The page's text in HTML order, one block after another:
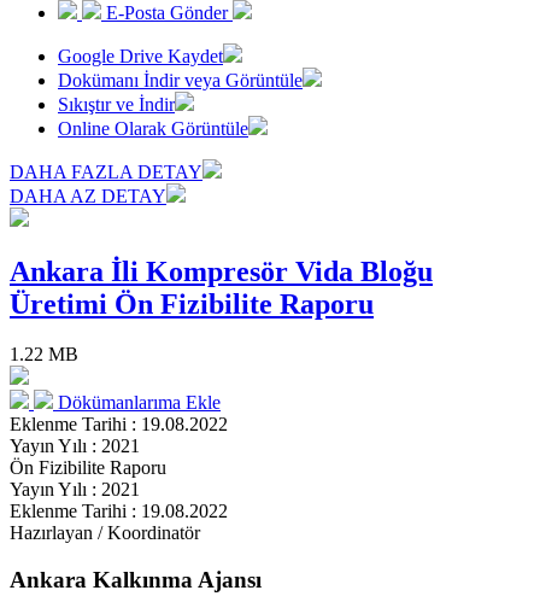
E-Posta Gönder
Google Drive Kaydet
Dokümanı İndir veya Görüntüle
Sıkıştır ve İndir
Online Olarak Görüntüle
DAHA FAZLA DETAY
DAHA AZ DETAY
Ankara İli Kompresör Vida Bloğu
Üretimi Ön Fizibilite Raporu
1.22 MB
Dökümanlarıma Ekle
Eklenme Tarihi : 19.08.2022
Yayın Yılı : 2021
Ön Fizibilite Raporu
Yayın Yılı : 2021
Eklenme Tarihi : 19.08.2022
Hazırlayan / Koordinatör
Ankara Kalkınma Ajansı